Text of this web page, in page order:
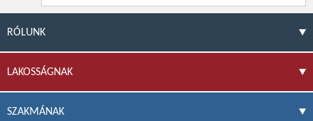
RÓLUNK
LAKOSSÁGNAK
SZAKMÁNAK